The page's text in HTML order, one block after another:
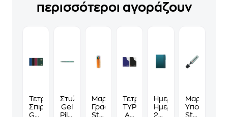
περισσότεροι αγοράζουν
Τετράδιο
Σπιράλ
GLOBUS
Στυλό
Gel
Pilot
Μαρκαδόρος
Γραφής
Stabilo
Τετράδιο
TYPOTRUST
A4
Ημερολόγιο
Ημερήσιο
2027
Stabilo